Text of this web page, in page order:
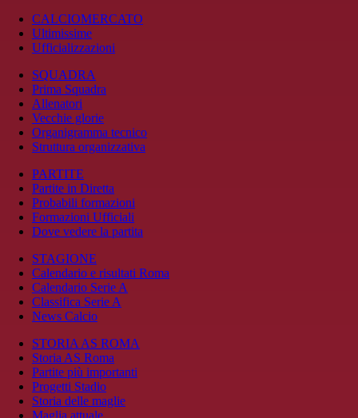
CALCIOMERCATO
Ultimissime
Ufficializzazioni
SQUADRA
Prima Squadra
Allenatori
Vecchie glorie
Organigramma tecnico
Struttura organizzativa
PARTITE
Partite in Diretta
Probabili formazioni
Formazioni Ufficiali
Dove vedere la partita
STAGIONE
Calendario e risultati Roma
Calendario Serie A
Classifica Serie A
News Calcio
STORIA AS ROMA
Storia AS Roma
Partite più importanti
Progetti Stadio
Storia delle maglie